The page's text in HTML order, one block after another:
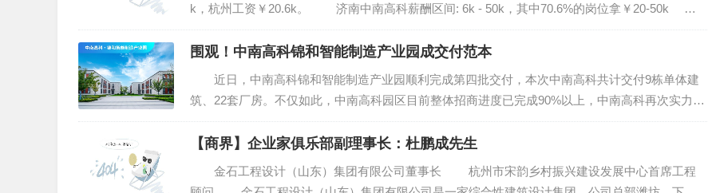
k，杭州工资￥20.6k。 济南中南高科薪酬区间: 6k - 50k，其中70.6%的岗位拿￥20-50k
说明：济南中南高科工资统计来自于...
围观！中南高科锦和智能制造产业园成交付范本
近日，中南高科锦和智能制造产业园顺利完成第四批交付，本次中南高科共计交付9栋单体建
筑、22套厂房。不仅如此，中南高科园区目前整体招商进度已完成90%以上，中南高科再次实力演
绎了“交付范本”，收获入驻中南高科企业的一致点赞。 中南高科锦和智能制造产业园坐落在安
徽合...
【商界】企业家俱乐部副理事长：杜鹏成先生
金石工程设计（山东）集团有限公司董事长 杭州市宋韵乡村振兴建设发展中心首席工程